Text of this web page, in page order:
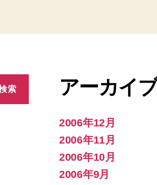
アーカイ
2006年12月
2006年11月
2006年10月
2006年9月